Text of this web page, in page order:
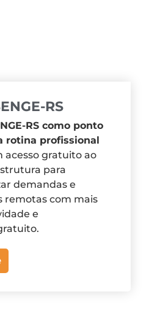
RS
RS como ponto
rotina profissional
acesso gratuito ao
para
demandas e
remotas com mais
e